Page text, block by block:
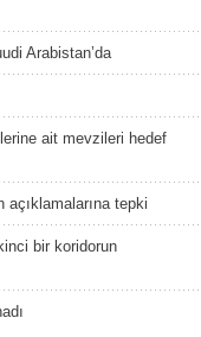
Arabistan’da
ait mevzileri hedef
tepki
bir koridorun